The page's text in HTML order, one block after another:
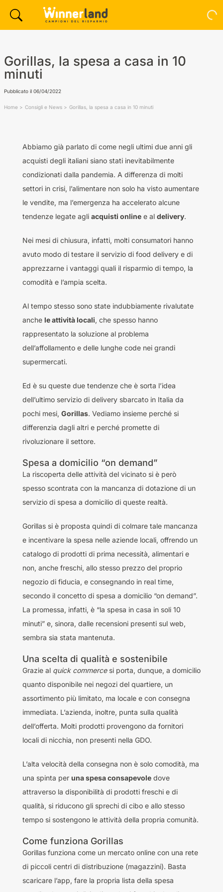
Gorillas, la spesa a casa in 10
minuti
Pubblicato il 06/04/2022
Home Consigli e News Gorillas, la spesa a casa in 10 minuti
Abbiamo già parlato di come negli ultimi due anni gli
acquisti degli italiani siano stati inevitabilmente
condizionati dalla pandemia. A differenza di molti
settori in crisi, l’alimentare non solo ha visto aumentare
le vendite, ma l’emergenza ha accelerato alcune
tendenze legate agli acquisti onlinee al delivery.
Nei mesi di chiusura, infatti, molti consumatori hanno
avuto modo di testare il servizio di food delivery e di
apprezzarne i vantaggi quali il risparmio di tempo, la
comodità e l’ampia scelta.
Al tempo stesso sono state indubbiamente rivalutate
anche le attività locali, che spesso hanno
rappresentato la soluzione al problema
dell’affollamento e delle lunghe code nei grandi
supermercati.
Ed è su queste due tendenze che è sorta l’idea
dell’ultimo servizio di delivery sbarcato in Italia da
pochi mesi, Gorillas. Vediamo insieme perché si
differenzia dagli altri e perché promette di
rivoluzionare il settore.
Spesa a domicilio “on demand”
La riscoperta delle attività del vicinato si è però
spesso scontrata con la mancanza di dotazione di un
servizio di spesa a domicilio di queste realtà.
Gorillas si è proposta quindi di colmare tale mancanza
e incentivare la spesa nelle aziende locali, offrendo un
catalogo di prodotti di prima necessità, alimentari e
non, anche freschi, allo stesso prezzo del proprio
negozio di fiducia, e consegnando in real time,
secondo il concetto di spesa a domicilio “on demand”.
La promessa, infatti, è “la spesa in casa in soli 10
minuti” e, sinora, dalle recensioni presenti sul web,
sembra sia stata mantenuta.
Una scelta di qualità e sostenibile
Grazie al quick commercesi porta, dunque, a domicilio
quanto disponibile nei negozi del quartiere, un
assortimento più limitato, ma locale e con consegna
immediata. L’azienda, inoltre, punta sulla qualità
dell’offerta. Molti prodotti provengono da fornitori
locali di nicchia, non presenti nella GDO.
L’alta velocità della consegna non è solo comodità, ma
una spinta per una spesa consapevoledove
attraverso la disponibilità di prodotti freschi e di
qualità, si riducono gli sprechi di cibo e allo stesso
tempo si sostengono le attività della propria comunità.
Come funziona Gorillas
Gorillas funziona come un mercato online con una rete
di piccoli centri di distribuzione (magazzini). Basta
scaricare l’app, fare la propria lista della spesa